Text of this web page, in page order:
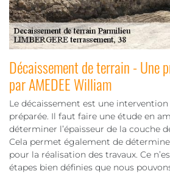
Décaissement de terrain - Une
par AMEDEE William
Le décaissement est une
préparée. Il faut faire une étude en
déterminer l’épaisseur de la couche
Cela permet également de
pour la réalisation des travaux. Ce
étapes bien définies que nous